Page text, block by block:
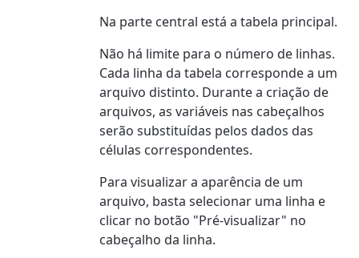
Na parte central está a tabela principal.
Não há limite para o número de linhas.
Cada linha da tabela corresponde a um
arquivo distinto. Durante a criação de
arquivos, as variáveis nas cabeçalhos
serão substituídas pelos dados das
células correspondentes.
Para visualizar a aparência de um
arquivo, basta selecionar uma linha e
clicar no botão "Pré-visualizar" no
cabeçalho da linha.